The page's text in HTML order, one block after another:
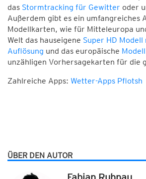
das Stormtracking für Gewitter oder
Außerdem gibt es ein umfangreiches
Modellkarten, wie für Mitteleuropa
Welt das hauseigene Super HD
Auflösung und das europäische
unzähligen Vorhersagekarten für die
Zahlreiche Apps: Wetter-Apps Pflotsh
ÜBER DEN AUTOR